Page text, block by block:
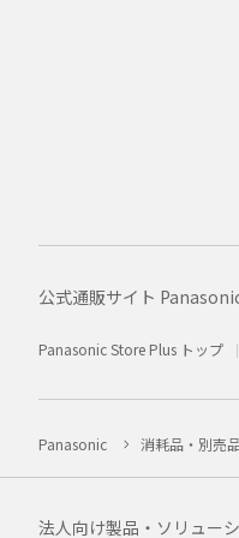
公式通販サイト
Panasonic Store Plus トップ
Panasonic 消耗品・別売
法人向け製品・ソリュー